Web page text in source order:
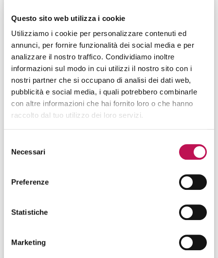
Questo sito web utilizza i cookie
Utilizziamo i cookie per personalizzare contenuti ed
annunci, per fornire funzionalità dei social media e per
analizzare il nostro traffico. Condividiamo inoltre
informazioni sul modo in cui utilizzi il nostro sito con i
nostri partner che si occupano di analisi dei dati web,
pubblicità e social media, i quali potrebbero combinarle
con altre informazioni che hai fornito loro o che hanno
raccolto dal tuo utilizzo dei loro servizi.
delNecessari
Preferenze
Statistiche
Marketing
Nome*
Cognome*
E-mail*